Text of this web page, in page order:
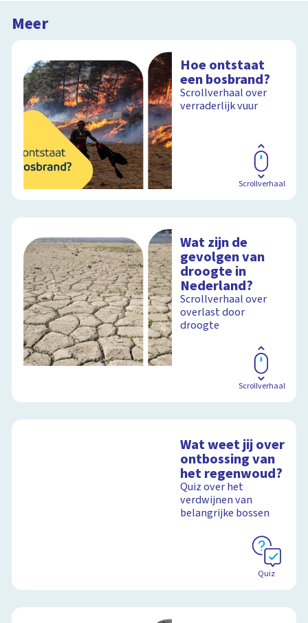
Meer
Hoe ontstaat
een bosbrand?
Scrollverhaal over
verraderlijk vuur
Scrollverhaal
Wat zijn de
gevolgen van
droogte in
Nederland?
Scrollverhaal over
overlast door
droogte
Scrollverhaal
Wat weet jij over
ontbossing van
het regenwoud?
Quiz over het
verdwijnen van
belangrijke bossen
Quiz